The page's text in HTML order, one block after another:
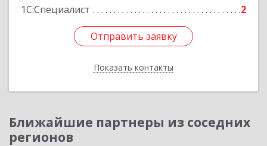
1С:Специалист
2
Отправить заявку
Показать контакты
Отправить заявку
Назад
Ближайшие партнеры из соседних
регионов